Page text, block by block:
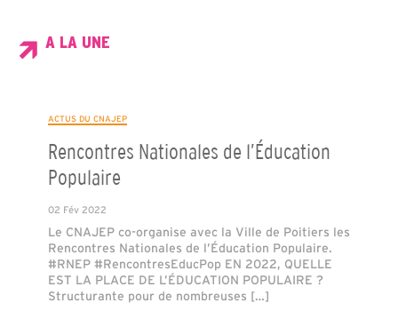
A LA UNE
ACTUS DU CNAJEP
Rencontres Nationales de l’Éducation
Populaire
02 Fév 2022
Le CNAJEP co-organise avec la Ville de Poitiers les
Rencontres Nationales de l’Éducation Populaire.
#RNEP #RencontresEducPop EN 2022, QUELLE
EST LA PLACE DE L’ÉDUCATION POPULAIRE ?
Structurante pour de nombreuses […]